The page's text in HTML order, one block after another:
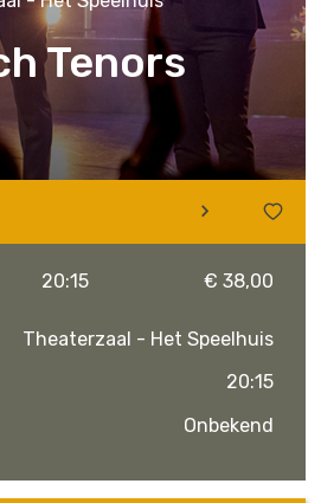
Tenors
Delen via
Instagram
20:15 € 38,00
Theaterzaal - Het Speelhuis
20:15
Onbekend